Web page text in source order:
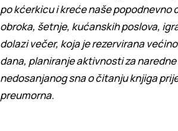
po kćerkicu i kreće naše
obroka, šetnje, kućanskih poslova,
dolazi večer, koja je rezervirana
dana, planiranje aktivnosti za
nedosanjanog sna o čitanju knjiga
preumorna.